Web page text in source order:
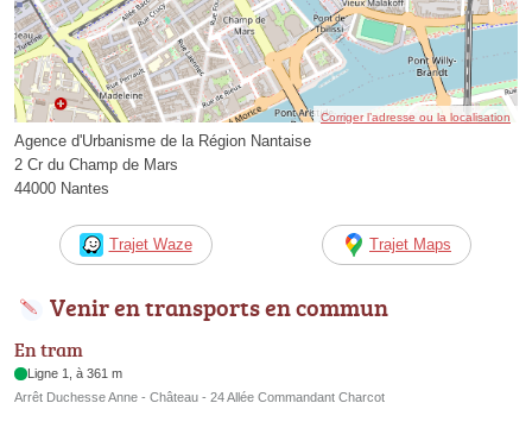
Corriger l’adresse ou la localisation
Agence d'Urbanisme de la Région Nantaise
2 Cr du Champ de Mars
44000 Nantes
Trajet Waze Trajet Maps
Venir en transports en commun
En tram
Ligne 1, à 361 m
Arrêt Duchesse Anne - Château - 24 Allée Commandant Charcot